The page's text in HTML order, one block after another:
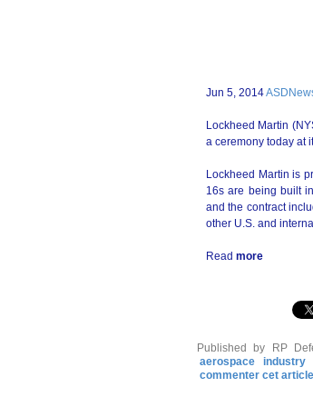
Jun 5, 2014
Lockheed Martin
a ceremony today at
Lockheed Martin is
16s are being built
and the contract
other U.S. and
Read more
Published by RP
aerospace
industry
commenter cet article